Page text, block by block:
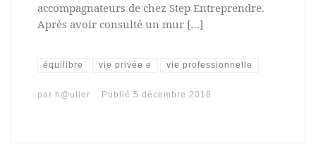
accompagnateurs de chez Step Entreprendre.
Après avoir consulté un mur […]
équilibre vie privée e vie professionnelle
par h@utier Publié 5 décembre 2018